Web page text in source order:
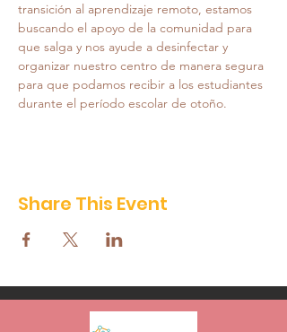
transición al aprendizaje remoto, estamos
buscando el apoyo de la comunidad para
que salga y nos ayude a desinfectar y
organizar nuestro centro de manera segura
para que podamos recibir a los estudiantes
durante el período escolar de otoño.
Share This Event